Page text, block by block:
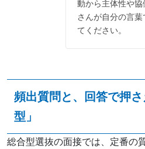
動から主体性や
さんが自分の言
てください。
頻出質問と、回答で押
型」
総合型選抜の面接では、定番の